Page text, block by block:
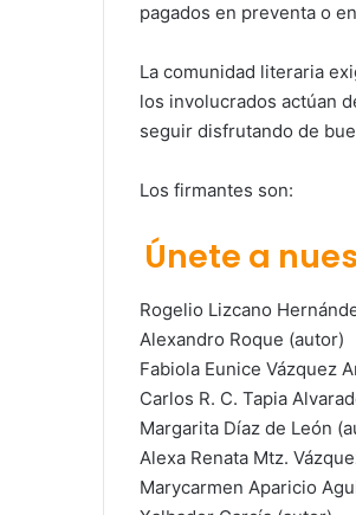
pagados en preventa o
La comunidad literaria
los involucrados actúan
seguir disfrutando de
Los firmantes son:
Únete a
Rogelio Lizcano
Alexandro Roque (autor)
Fabiola Eunice Vázquez
Carlos R. C. Tapia
Margarita Díaz de León
Alexa Renata Mtz.
Marycarmen Aparicio